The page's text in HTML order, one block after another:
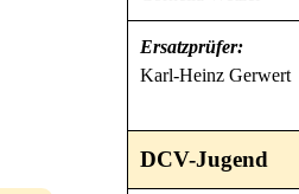
Ersatzprüfer:
Karl-Heinz Gerwert
DCV-Jugend